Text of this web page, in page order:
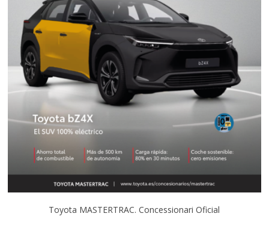
Toyota MASTERTRAC. Concessionari Oficial